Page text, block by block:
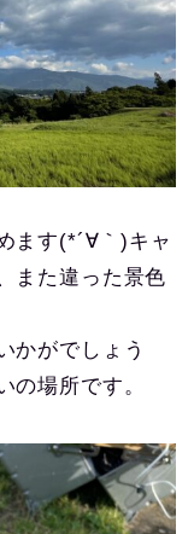
ます(*´∀｀)キャ
また違った景色
かがでしょう
の場所です。